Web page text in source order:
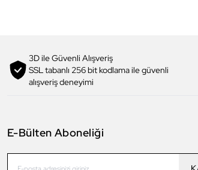
3D ile Güvenli Alışveriş
SSL tabanlı 256 bit kodlama ile güvenli
alışveriş deneyimi
E-Bülten Aboneliği